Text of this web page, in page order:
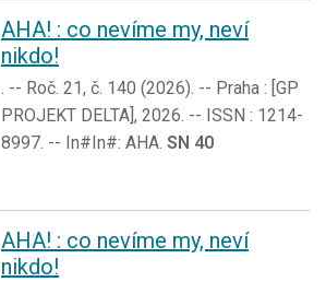
AHA! : co nevíme my, neví
nikdo!
. -- Roč. 21, č. 140 (2026). -- Praha : [GP
PROJEKT DELTA], 2026. -- ISSN : 1214-
8997. -- In#In#: AHA. SN 40
AHA! : co nevíme my, neví
nikdo!